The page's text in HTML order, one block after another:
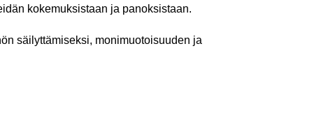
kokemuksistaan ja panoksistaan.
säilyttämiseksi, monimuotoisuuden ja